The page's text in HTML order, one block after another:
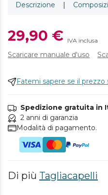
Descrizione |
29,90 € IVA inclusa
Scaricare manuale d'uso
Fatemi sapere se il prezzo
Spedizione gratuita in
2 anni di garanzia
Modalità di pagamento.
Di più Tagliacapelli